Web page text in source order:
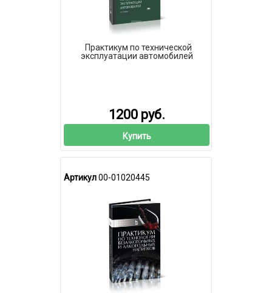
Практикум по технической
эксплуатации автомобилей
1200 руб.
Купить
Артикул00-01020445